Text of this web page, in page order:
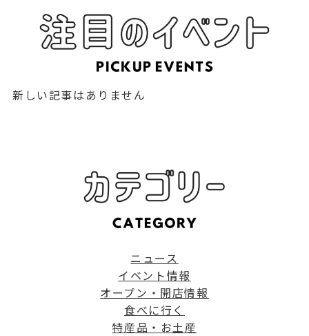
新しい記事はありません
ニュース
イベント情報
オープン・開店情報
食べに行く
特産品・お土産